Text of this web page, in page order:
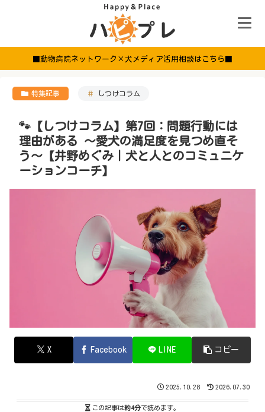
■動物病院ネットワーク×犬メディア活用相談はこちら■
特集記事 しつけコラム
🐾【しつけコラム】第7回：問題行動には
理由がある 〜愛犬の満足度を見つめ直そ
う〜【井野めぐみ｜犬と人とのコミュニケ
ーションコーチ】
X Facebook LINE コピー
2025.10.28 2026.07.30
この記事は約4分で読めます。